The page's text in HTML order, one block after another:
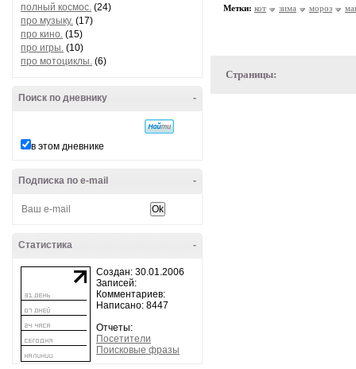
полный космос. (24)
про музыку. (17)
про кино. (15)
про игры. (10)
про мотоциклы. (6)
-
Поиск по дневнику
в этом дневнике
-
Подписка по e-mail
-
Статистика
Создан: 30.01.2006
Записей:
Комментариев:
Написано: 8447
Отчеты:
Посетители
Поисковые фразы
Метки: кот зима мороз
Страницы: